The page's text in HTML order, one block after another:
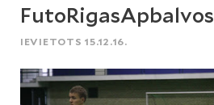
IEVIETOTS 15.12.16.